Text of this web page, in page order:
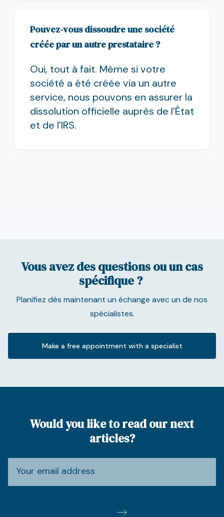
Pouvez-vous dissoudre une société
créée par un autre prestataire ?
Oui, tout à fait. Même si votre
société a été créée via un autre
service, nous pouvons en assurer la
dissolution officielle auprès de l’État
et de l’IRS.
Vous avez des questions ou un cas
spécifique ?
Planifiez dès maintenant un échange avec un de nos
spécialistes.
Make a free appointment with a specialist
Would you like to read our next
articles?